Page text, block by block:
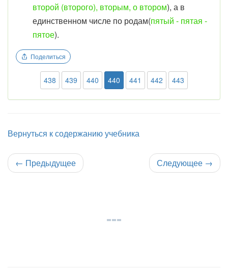
второй (второго), вторым, о втором), а в
единственном числе по родам(пятый - пятая -
пятое).
Поделиться
438 439 440 440 441 442 443
Вернуться к содержанию учебника
← Предыдущее Следующее →